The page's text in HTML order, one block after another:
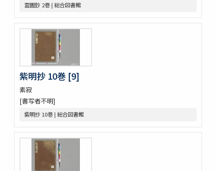
屋外乃萩 ; 稲種考
言靈初傳目録
蘿鬘 3巻
玉襷添紐下解
音義本末圖
玉鉾百首
音義本末考
玉鉾の本末
槙のいた屋
詞八衢捷徑詞玉緒統括辭玉襷
玉襷添紐下解
助辭音義考
言靈顕證圖
助辭音義考
雲圖鈔 2巻 | 総合図書館
紫明抄 10巻 [9]
素寂
[書写者不明]
紫明抄 10巻 | 総合図書館